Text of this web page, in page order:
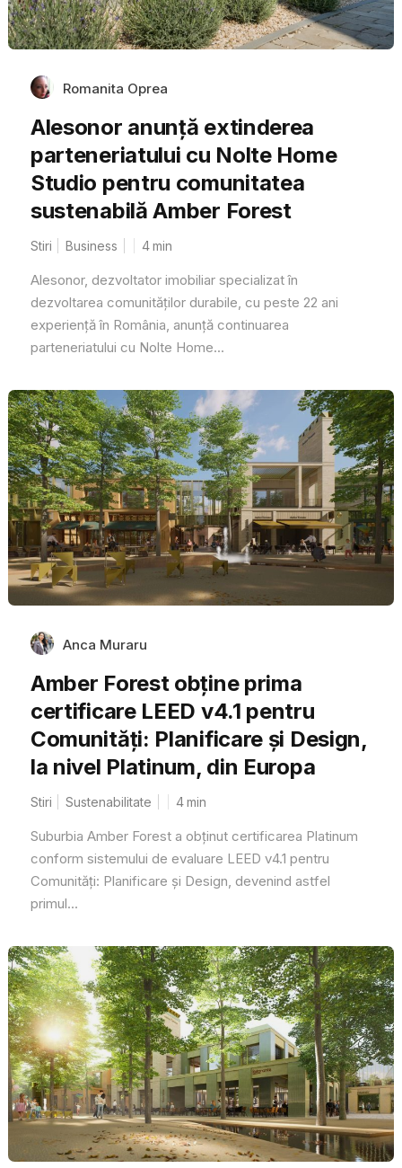
Romanita Oprea
Alesonor anunță extinderea
parteneriatului cu Nolte Home
Studio pentru comunitatea
sustenabilă Amber Forest
Stiri Business 4min
Alesonor, dezvoltator imobiliar specializat în
dezvoltarea comunităților durabile, cu peste 22 ani
experiență în România, anunță continuarea
parteneriatului cu Nolte Home...
Anca Muraru
Amber Forest obține prima
certificare LEED v4.1 pentru
Comunități: Planificare și Design,
la nivel Platinum, din Europa
Stiri Sustenabilitate 4min
Suburbia Amber Forest a obținut certificarea Platinum
conform sistemului de evaluare LEED v4.1 pentru
Comunități: Planificare și Design, devenind astfel
primul...